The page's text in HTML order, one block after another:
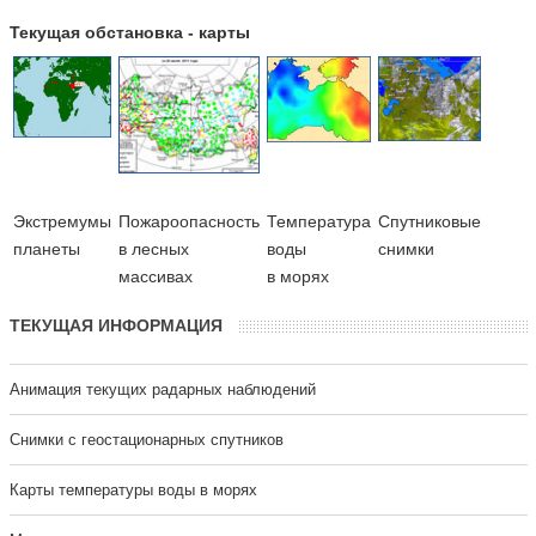
Текущая обстановка - карты
Экстремумы
планеты
Пожароопасность
в лесных
массивах
Температура
воды
в морях
Cпутниковые
снимки
ТЕКУЩАЯ ИНФОРМАЦИЯ
Анимация текущих радарных наблюдений
Cнимки с геостационарных спутников
Карты температуры воды в морях